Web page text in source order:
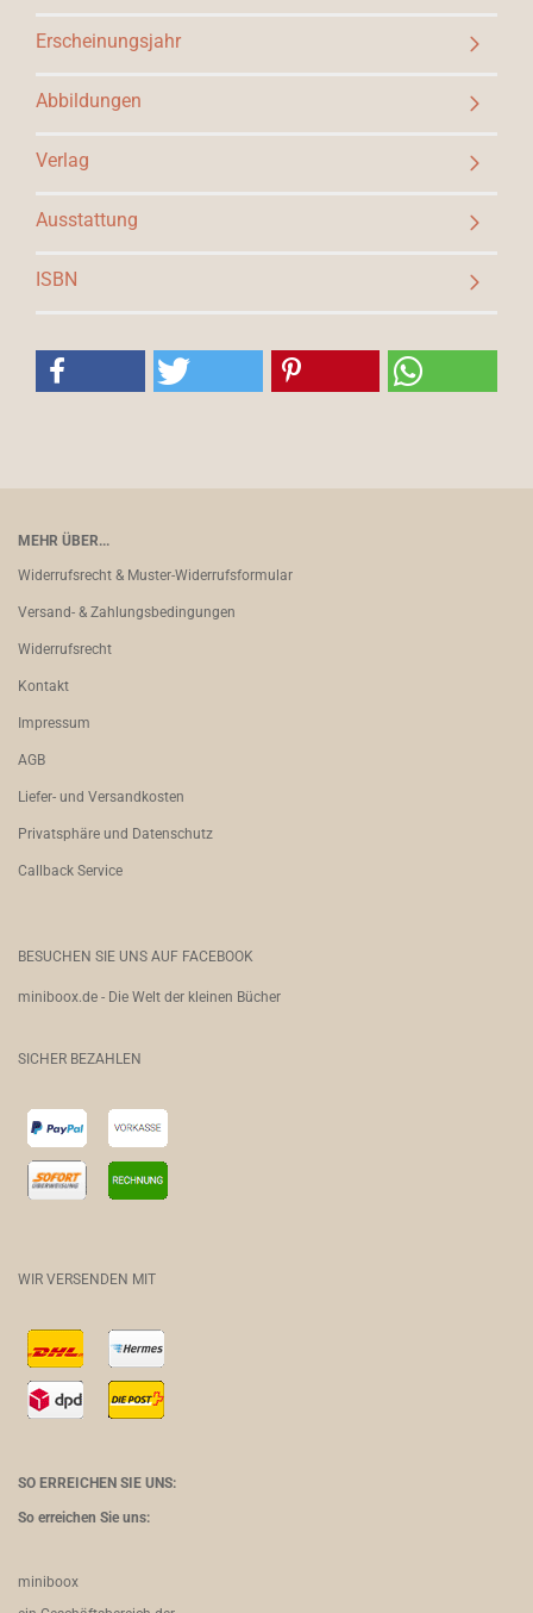
Erscheinungsjahr
Abbildungen
Verlag
Ausstattung
ISBN
MEHR ÜBER...
Widerrufsrecht & Muster-Widerrufsformular
Versand- & Zahlungsbedingungen
Widerrufsrecht
Kontakt
Impressum
AGB
Liefer- und Versandkosten
Privatsphäre und Datenschutz
Callback Service
BESUCHEN SIE UNS AUF FACEBOOK
miniboox.de - Die Welt der kleinen Bücher
SICHER BEZAHLEN
WIR VERSENDEN MIT
SO ERREICHEN SIE UNS:
So erreichen Sie uns:
miniboox